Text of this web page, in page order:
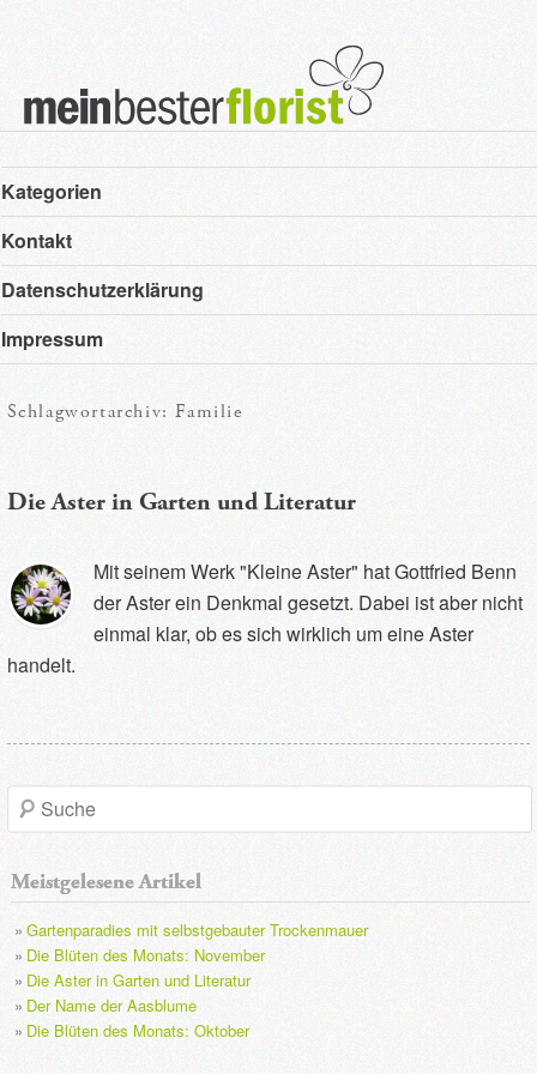
Hauptmenü
Zum
primären
Inhalt
springen
Zum
sekundären
Inhalt
springen
Kategorien
Kontakt
Datenschutzerklärung
Impressum
Schlagwortarchiv:Familie
Die Aster in Garten und Literatur
Mit seinem Werk "Kleine Aster" hat Gottfried Benn
der Aster ein Denkmal gesetzt. Dabei ist aber nicht
einmal klar, ob es sich wirklich um eine Aster
handelt.
S
c
h
e
Meistgelesene Artikel
Gartenparadies mit selbstgebauter Trockenmauer
Die Blüten des Monats: November
Die Aster in Garten und Literatur
Der Name der Aasblume
Die Blüten des Monats: Oktober